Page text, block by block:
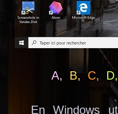
A, B,C, D,
En Windows